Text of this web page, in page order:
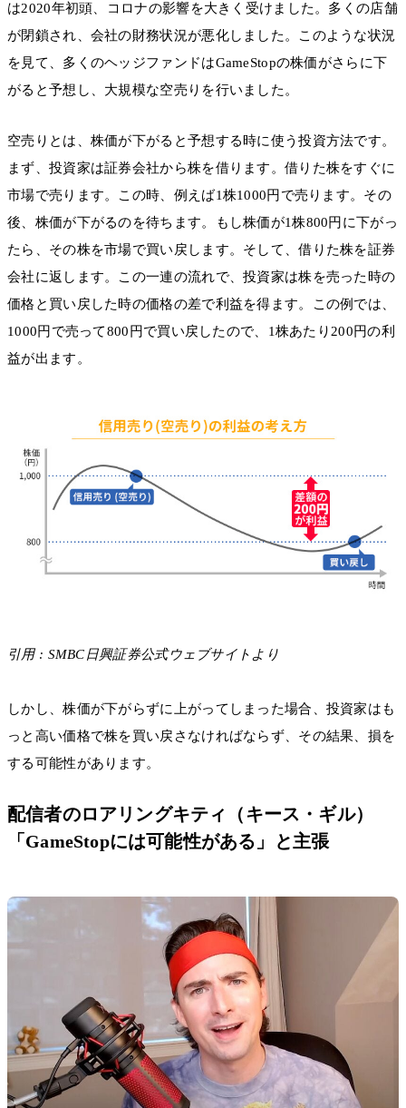
は2020年初頭、コロナの影響を大きく受けました。多くの店舗
が閉鎖され、会社の財務状況が悪化しました。このような状況
を見て、多くのヘッジファンドはGameStopの株価がさらに下
がると予想し、大規模な空売りを行いました。
空売りとは、株価が下がると予想する時に使う投資方法です。
まず、投資家は証券会社から株を借ります。借りた株をすぐに
市場で売ります。この時、例えば1株1000円で売ります。その
後、株価が下がるのを待ちます。もし株価が1株800円に下がっ
たら、その株を市場で買い戻します。そして、借りた株を証券
会社に返します。この一連の流れで、投資家は株を売った時の
価格と買い戻した時の価格の差で利益を得ます。この例では、
1000円で売って800円で買い戻したので、1株あたり200円の利
益が出ます。
引用 : SMBC日興証券公式ウェブサイトより
しかし、株価が下がらずに上がってしまった場合、投資家はも
っと高い価格で株を買い戻さなければならず、その結果、損を
する可能性があります。
配信者のロアリングキティ（キース・ギル）
「GameStopには可能性がある」と主張